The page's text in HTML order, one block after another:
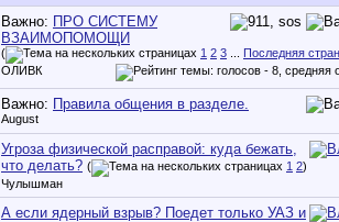
Важно: ПРО СИСТЕМУ
ВЗАИМОПОМОЩИ
( 1 2 3
Последняя
ОЛИВК
Важно: Правила общения в разделе.
August
Угроза физической расправой: куда бежать,
что делать? ( 1 2)
Чулышман
А если ядерный взрыв? Поедет только УАЗ и